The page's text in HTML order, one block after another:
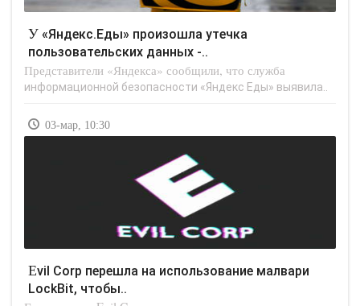
У «Яндекс.Еды» произошла утечка
пользовательских данных -..
Представители «Яндекса» сообщили, что служба
информационной безопасности «Яндекс Еды» выявила..
03-мар, 10:30
Evil Corp перешла на использование малвари
LockBit, чтобы..